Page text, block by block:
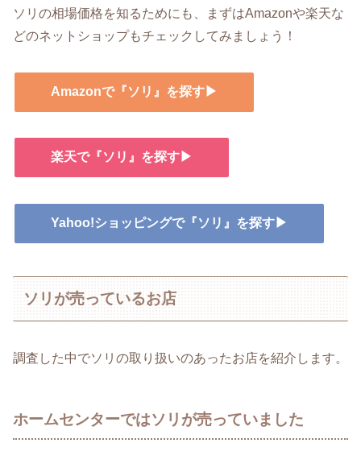
ソリの相場価格を知るためにも、まずはAmazonや楽天な
どのネットショップもチェックしてみましょう！
Amazonで『ソリ』を探す▶
楽天で『ソリ』を探す▶
Yahoo!ショッピングで『ソリ』を探す▶
ソリが売っているお店
調査した中でソリの取り扱いのあったお店を紹介します。
ホームセンターではソリが売っていました